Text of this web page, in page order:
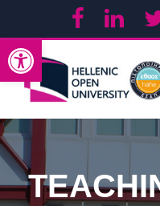
Open toolbar